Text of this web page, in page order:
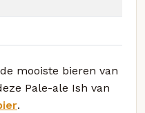
mooiste bieren van
Pale-ale Ish van
.